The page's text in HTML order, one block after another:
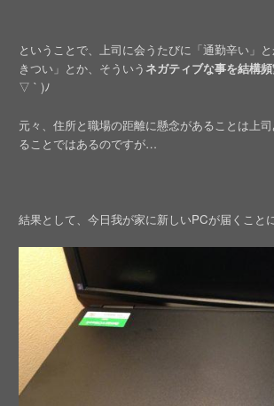
ということで、上司に会うたびに「通勤辛い」
きつい」とか、そういうネガティブな事を結構
▽ ` )ﾉ
元々、住所と職場の距離に懸念があることは上
ることではあるのですが…
結果として、今日我が家に新しいPCが届くこと